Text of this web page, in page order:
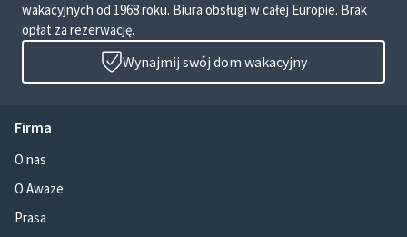
wakacyjnych od 1968 roku. Biura obsługi w całej Europie. Brak
opłat za rezerwację.
Wynajmij swój dom wakacyjny
Firma
O nas
O Awaze
Prasa